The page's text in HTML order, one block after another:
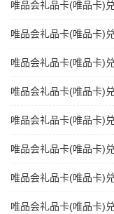
唯品会礼品卡(唯品卡)
唯品会礼品卡(唯品卡)
唯品会礼品卡(唯品卡)
唯品会礼品卡(唯品卡)
唯品会礼品卡(唯品卡)
唯品会礼品卡(唯品卡)
唯品会礼品卡(唯品卡)
唯品会礼品卡(唯品卡)